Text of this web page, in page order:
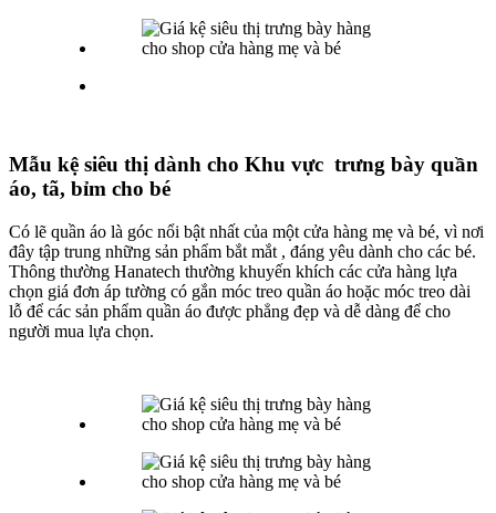
Mẫu kệ siêu thị dành cho Khu vực trưng bày quần
áo, tã, bỉm cho bé
Có lẽ quần áo là góc nổi bật nhất của một cửa hàng mẹ và bé, vì nơi
đây tập trung những sản phẩm bắt mắt , đáng yêu dành cho các bé.
Thông thường Hanatech thường khuyến khích các cửa hàng lựa
chọn giá đơn áp tường có gắn móc treo quần áo hoặc móc treo dài
lỗ để các sản phẩm quần áo được phẳng đẹp và dễ dàng để cho
người mua lựa chọn.